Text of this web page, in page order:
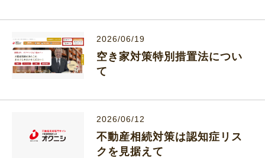
2026/06/19
空き家対策特別措置法につい
て
2026/06/12
不動産相続対策は認知症リス
クを見据えて